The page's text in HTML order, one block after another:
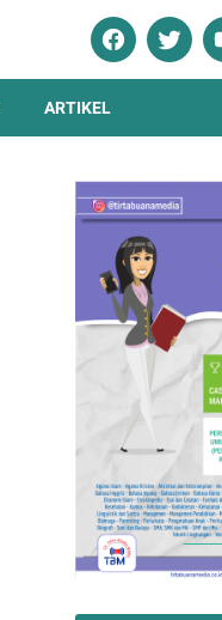
ARTIKEL